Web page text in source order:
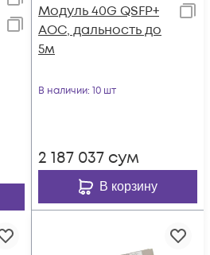
Модуль 40G QSFP+
AOC, дальность до
5м
В наличии: 10 шт
2 187 037 сум
В корзину